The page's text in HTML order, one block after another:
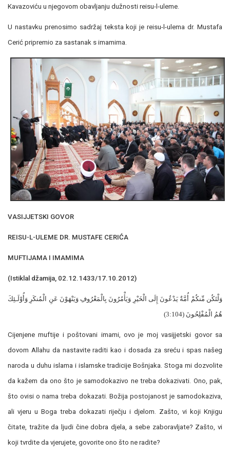
Kavazoviću u njegovom obavljanju dužnosti reisu-l-uleme.
U nastavku prenosimo sadržaj teksta koji je reisu-l-ulema dr. Mustafa
Cerić pripremio za sastanak s imamima.
VASIJJETSKI GOVOR
REISU-L-ULEME DR. MUSTAFE CERIĆA
MUFTIJAMA I IMAMIMA
(Istiklal džamija, 02.12.1433/17.10.2012)
وَلْتَكُن مِّنكُمْ أُمَّةٌ يَدْعُونَ إِلَى الْخَيْرِ وَيَأْمُرُونَ بِالْمَعْرُوفِ وَيَنْهَوْنَ عَنِ الْمُنكَرِ وَأُوْلَـئِكَ
هُمُ الْمُفْلِحُونَ (3:104)
Cijenjene muftije i poštovani imami, ovo je moj vasijjetski govor sa
dovom Allahu da nastavite raditi kao i dosada za sreću i spas našeg
naroda u duhu islama i islamske tradicije Bošnjaka. Stoga mi dozvolite
da kažem da ono što je samodokazivo ne treba dokazivati. Ono, pak,
što ovisi o nama treba dokazati. Božija postojanost je samodokaziva,
ali vjeru u Boga treba dokazati riječju i djelom. Zašto, vi koji Knjigu
čitate, tražite da ljudi čine dobra djela, a sebe zaboravljate? Zašto, vi
koji tvrdite da vjerujete, govorite ono što ne radite?